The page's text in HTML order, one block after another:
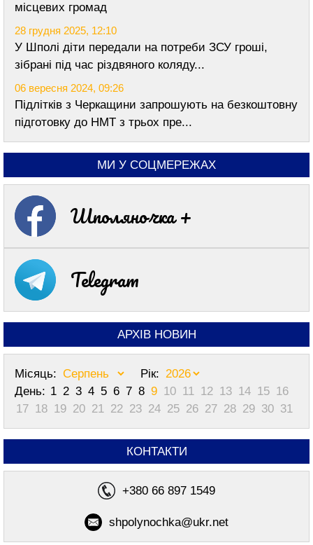
місцевих громад
28 грудня 2025, 12:10
У Шполі діти передали на потреби ЗСУ гроші,
зібрані під час різдвяного коляду...
06 вересня 2024, 09:26
Підлітків з Черкащини запрошують на безкоштовну
підготовку до НМТ з трьох пре...
МИ У СОЦМЕРЕЖАХ
Шполяночка +
Telegram
АРХІВ НОВИН
Місяць:
Рік:
День: 1 2 3 4 5 6 7 8 9 10 11 12 13 14 15 16
17 18 19 20 21 22 23 24 25 26 27 28 29 30 31
КОНТАКТИ
+380 66 897 1549
shpolynochka@ukr.net